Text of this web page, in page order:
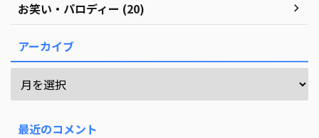
お笑い・パロディー (20)
アーカイブ
最近のコメント